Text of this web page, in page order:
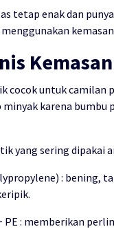
tetap enak dan
cocok untuk camilan
karena bumbu
yang sering dipakai
: bening,
PE : memberikan